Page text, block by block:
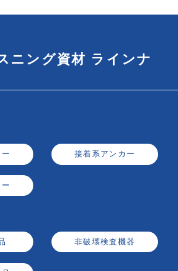
ニング資材 ラインナ
接着系アンカー
非破壊検査機器